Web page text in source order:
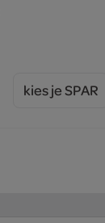
kies je SPAR